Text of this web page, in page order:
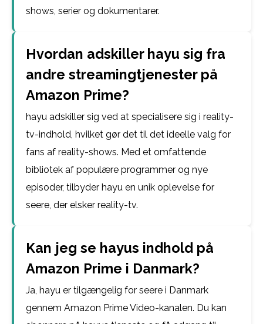
shows, serier og dokumentarer.
Hvordan adskiller hayu sig fra
andre streamingtjenester på
Amazon Prime?
hayu adskiller sig ved at specialisere sig i reality-
tv-indhold, hvilket gør det til det ideelle valg for
fans af reality-shows. Med et omfattende
bibliotek af populære programmer og nye
episoder, tilbyder hayu en unik oplevelse for
seere, der elsker reality-tv.
Kan jeg se hayus indhold på
Amazon Prime i Danmark?
Ja, hayu er tilgængelig for seere i Danmark
gennem Amazon Prime Video-kanalen. Du kan